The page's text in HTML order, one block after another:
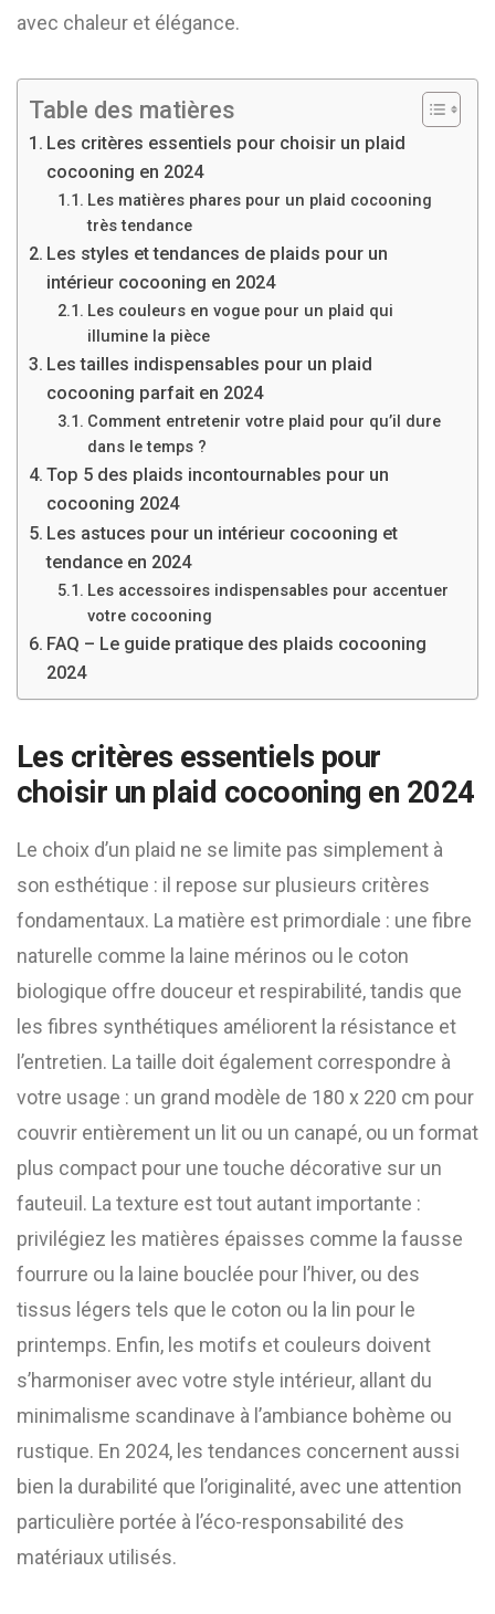
avec chaleur et élégance.
Table des matières
Les critères essentiels pour choisir un plaid
cocooning en 2024
Les matières phares pour un plaid cocooning
très tendance
Les styles et tendances de plaids pour un
intérieur cocooning en 2024
Les couleurs en vogue pour un plaid qui
illumine la pièce
Les tailles indispensables pour un plaid
cocooning parfait en 2024
Comment entretenir votre plaid pour qu’il dure
dans le temps ?
Top 5 des plaids incontournables pour un
cocooning 2024
Les astuces pour un intérieur cocooning et
tendance en 2024
Les accessoires indispensables pour accentuer
votre cocooning
FAQ – Le guide pratique des plaids cocooning
2024
Les critères essentiels pour
choisir un plaid cocooning en 2024
Le choix d’un plaid ne se limite pas simplement à
son esthétique : il repose sur plusieurs critères
fondamentaux. La matière est primordiale : une fibre
naturelle comme la laine mérinos ou le coton
biologique offre douceur et respirabilité, tandis que
les fibres synthétiques améliorent la résistance et
l’entretien. La taille doit également correspondre à
votre usage : un grand modèle de 180 x 220 cm pour
couvrir entièrement un lit ou un canapé, ou un format
plus compact pour une touche décorative sur un
fauteuil. La texture est tout autant importante :
privilégiez les matières épaisses comme la fausse
fourrure ou la laine bouclée pour l’hiver, ou des
tissus légers tels que le coton ou la lin pour le
printemps. Enfin, les motifs et couleurs doivent
s’harmoniser avec votre style intérieur, allant du
minimalisme scandinave à l’ambiance bohème ou
rustique. En 2024, les tendances concernent aussi
bien la durabilité que l’originalité, avec une attention
particulière portée à l’éco-responsabilité des
matériaux utilisés.